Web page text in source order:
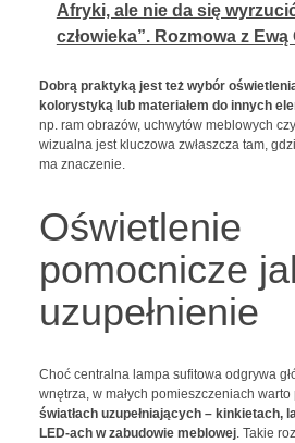
Afryki, ale nie da się
człowieka”. Rozmowa z
Dobrą praktyką jest też wybór
kolorystyką lub materiałem do innych
np. ram obrazów, uchwytów meblowych
wizualna jest kluczowa zwłaszcza tam,
ma znaczenie.
Oświetlenie
pomocnicze
uzupełnienie
Choć centralna lampa sufitowa odgrywa
wnętrza, w małych pomieszczeniach
światłach uzupełniających – kinkietach,
LED-ach w zabudowie meblowej. Takie